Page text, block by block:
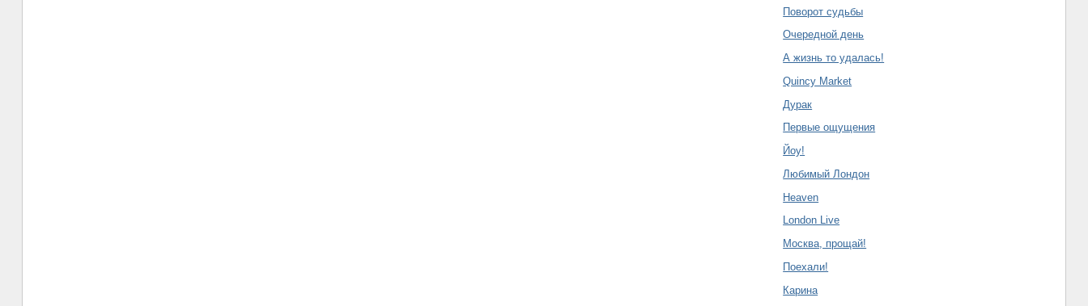
Поворот судьбы
Очередной день
А жизнь то удалась!
Quincy Market
Дурак
Первые ощущения
Йоу!
Любимый Лондон
Heaven
London Live
Москва, прощай!
Поехали!
Карина